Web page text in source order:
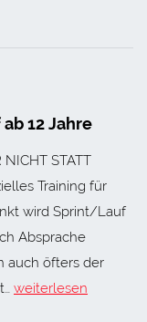
12 Jahre
NICHT STATT
Training für
wird Sprint/Lauf
Absprache
auch öfters der
weiterlesen